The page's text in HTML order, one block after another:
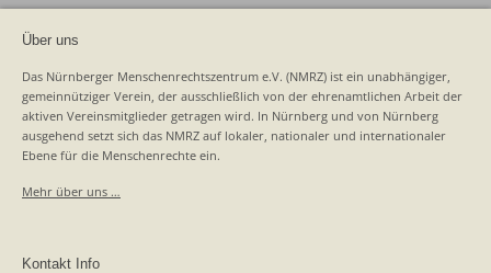
Über uns
Das Nürnberger Menschenrechtszentrum e.V. (NMRZ) ist ein unabhängiger,
gemeinnütziger Verein, der ausschließlich von der ehrenamtlichen Arbeit der
aktiven Vereinsmitglieder getragen wird. In Nürnberg und von Nürnberg
ausgehend setzt sich das NMRZ auf lokaler, nationaler und internationaler
Ebene für die Menschenrechte ein.
Mehr über uns …
Kontakt Info